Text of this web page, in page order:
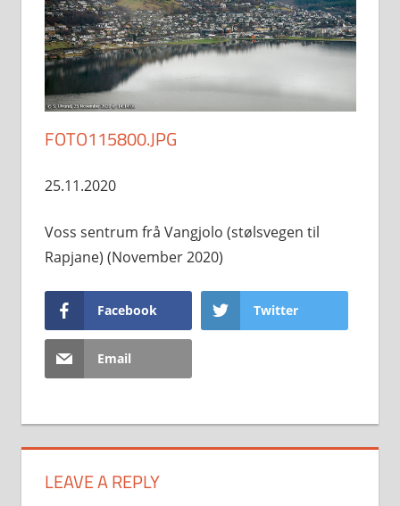
FOTO115800.JPG
25.11.2020
Voss sentrum frå Vangjolo (stølsvegen til
Rapjane) (November 2020)
Facebook Twitter
Email
LEAVE A REPLY